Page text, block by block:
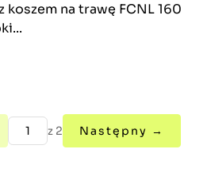
koszem na trawę FCNL 160
z 2 Następny →